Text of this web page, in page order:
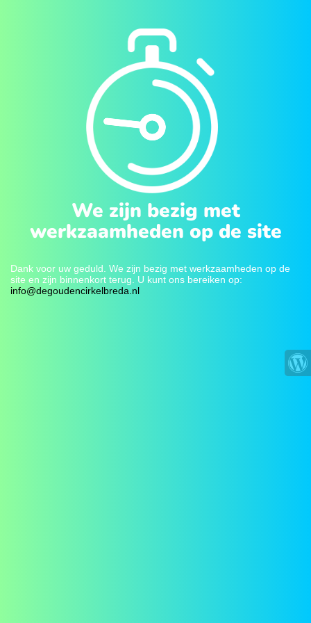
We zijn bezig met
werkzaamheden op de site
Dank voor uw geduld. We zijn bezig met werkzaamheden op de
site en zijn binnenkort terug. U kunt ons bereiken op:
info@degoudencirkelbreda.nl